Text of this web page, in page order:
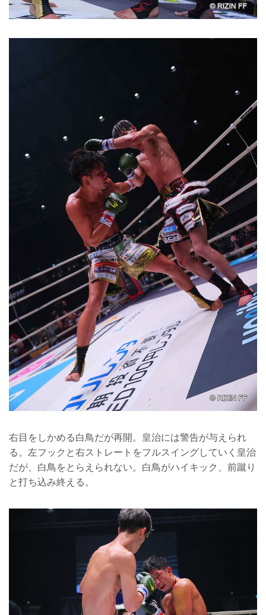
右目をしかめる白鳥だが再開。皇治には警告が与えられ
る。左フックと右ストレートをフルスイングしていく皇治
だが、白鳥をとらえられない。白鳥がハイキック、前蹴り
と打ち込み終える。